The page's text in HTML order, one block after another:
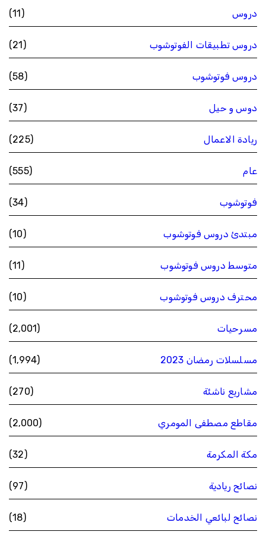
دروس (11)
دروس تطبيقات الفوتوشوب (21)
دروس فوتوشوب (58)
دوس و حيل (37)
ريادة الاعمال (225)
عام (555)
فوتوشوب (34)
مبتدئ دروس فوتوشوب (10)
متوسط دروس فوتوشوب (11)
محترف دروس فوتوشوب (10)
مسرحيات (2٬001)
مسلسلات رمضان 2023 (1٬994)
مشاريع ناشئة (270)
مقاطع مصطفى المومري (2٬000)
مكة المكرمة (32)
نصائح ريادية (97)
نصائح لبائعي الخدمات (18)